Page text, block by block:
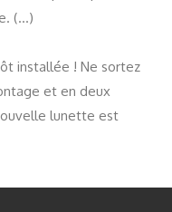
(…)
installée ! Ne sortez
et en deux
lunette est